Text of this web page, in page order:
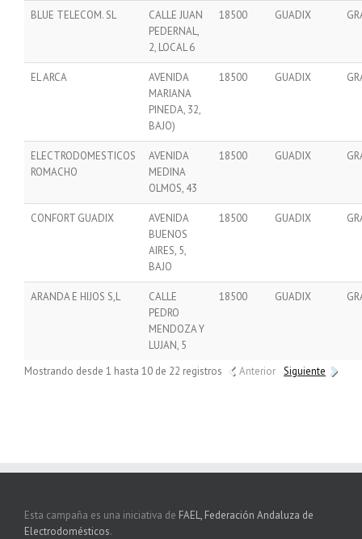
BLUE TELECOM. SL
CALLE JUAN
PEDERNAL,
2, LOCAL 6
18500 GUADIX
EL ARCA
AVENIDA
MARIANA
PINEDA, 32,
BAJO)
18500 GUADIX
ELECTRODOMESTICOS
ROMACHO
AVENIDA
MEDINA
OLMOS, 43
18500 GUADIX
CONFORT GUADIX
AVENIDA
BUENOS
AIRES, 5,
BAJO
18500 GUADIX
ARANDA E HIJOS S,L
CALLE
PEDRO
MENDOZA Y
LUJAN, 5
18500 GUADIX
Mostrando desde 1 hasta 10 de 22 registros Anterior Siguiente
Esta campaña es una iniciativa de FAEL, Federación Andaluza de
Electrodomésticos.